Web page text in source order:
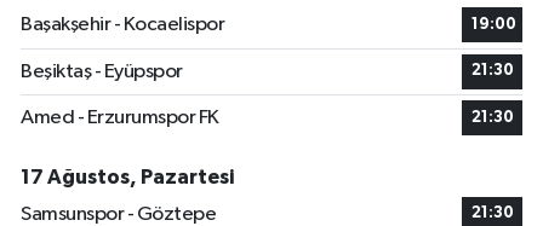
Başakşehir - Kocaelispor
19:00
Beşiktaş - Eyüpspor 21:30
Amed - Erzurumspor FK 21:30
17 Ağustos, Pazartesi
Samsunspor - Göztepe
21:30